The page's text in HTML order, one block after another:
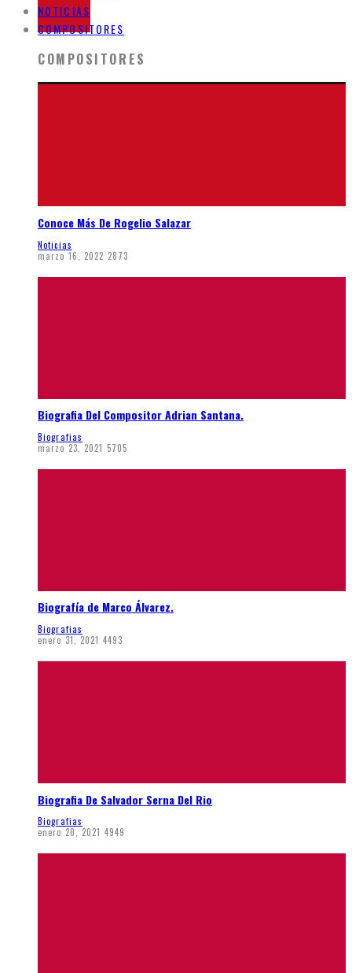
NOTICIAS
COMPOSITORES
COMPOSITORES
Conoce Más De Rogelio Salazar
Noticias
marzo 16, 2022 2873
Biografia Del Compositor Adrian Santana.
Biografias
marzo 23, 2021 5705
Biografía de Marco Álvarez.
Biografias
enero 31, 2021 4493
Biografia De Salvador Serna Del Rio
Biografias
enero 20, 2021 4949